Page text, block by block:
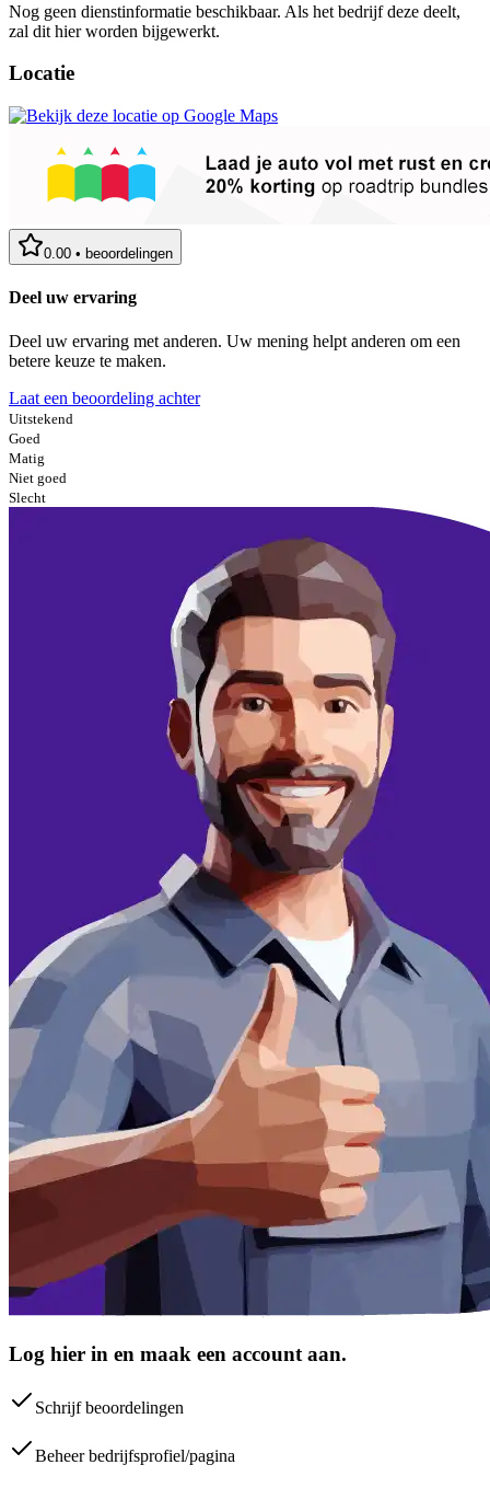
Nog geen dienstinformatie beschikbaar. Als het bedrijf deze deelt,
zal dit hier worden bijgewerkt.
Locatie
0.00 • beoordelingen
Deel uw ervaring
Deel uw ervaring met anderen. Uw mening helpt anderen om een
betere keuze te maken.
Laat een beoordeling achter
Uitstekend
Goed
Matig
Niet goed
Slecht
Log hier in en maak een account aan.
Schrijf beoordelingen
Beheer bedrijfsprofiel/pagina